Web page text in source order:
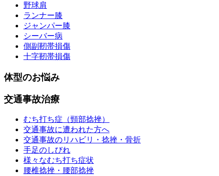
野球肩
ランナー膝
ジャンパー膝
シーバー病
側副靭帯損傷
十字靭帯損傷
体型のお悩み
交通事故治療
むち打ち症（頸部捻挫）
交通事故に遭われた方へ
交通事故のリハビリ・捻挫・骨折
手足のしびれ
様々なむち打ち症状
腰椎捻挫・腰部捻挫